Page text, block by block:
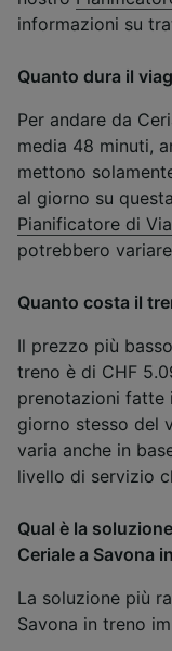
informazioni su
Quanto dura il
Per andare da
media 48 minuti,
mettono
al giorno su
Pianificatore di
potrebbero
Quanto costa il
Il prezzo più
treno è di CHF
prenotazioni fatte
giorno stesso del
varia anche in
livello di servizio
Qual è la
Ceriale a Savona
La soluzione più
Savona in treno